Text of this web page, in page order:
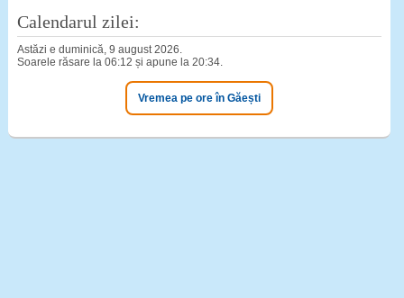
Calendarul zilei:
Astăzi e duminică, 9 august 2026.
Soarele răsare la 06:12 și apune la 20:34.
Vremea pe ore în Găești